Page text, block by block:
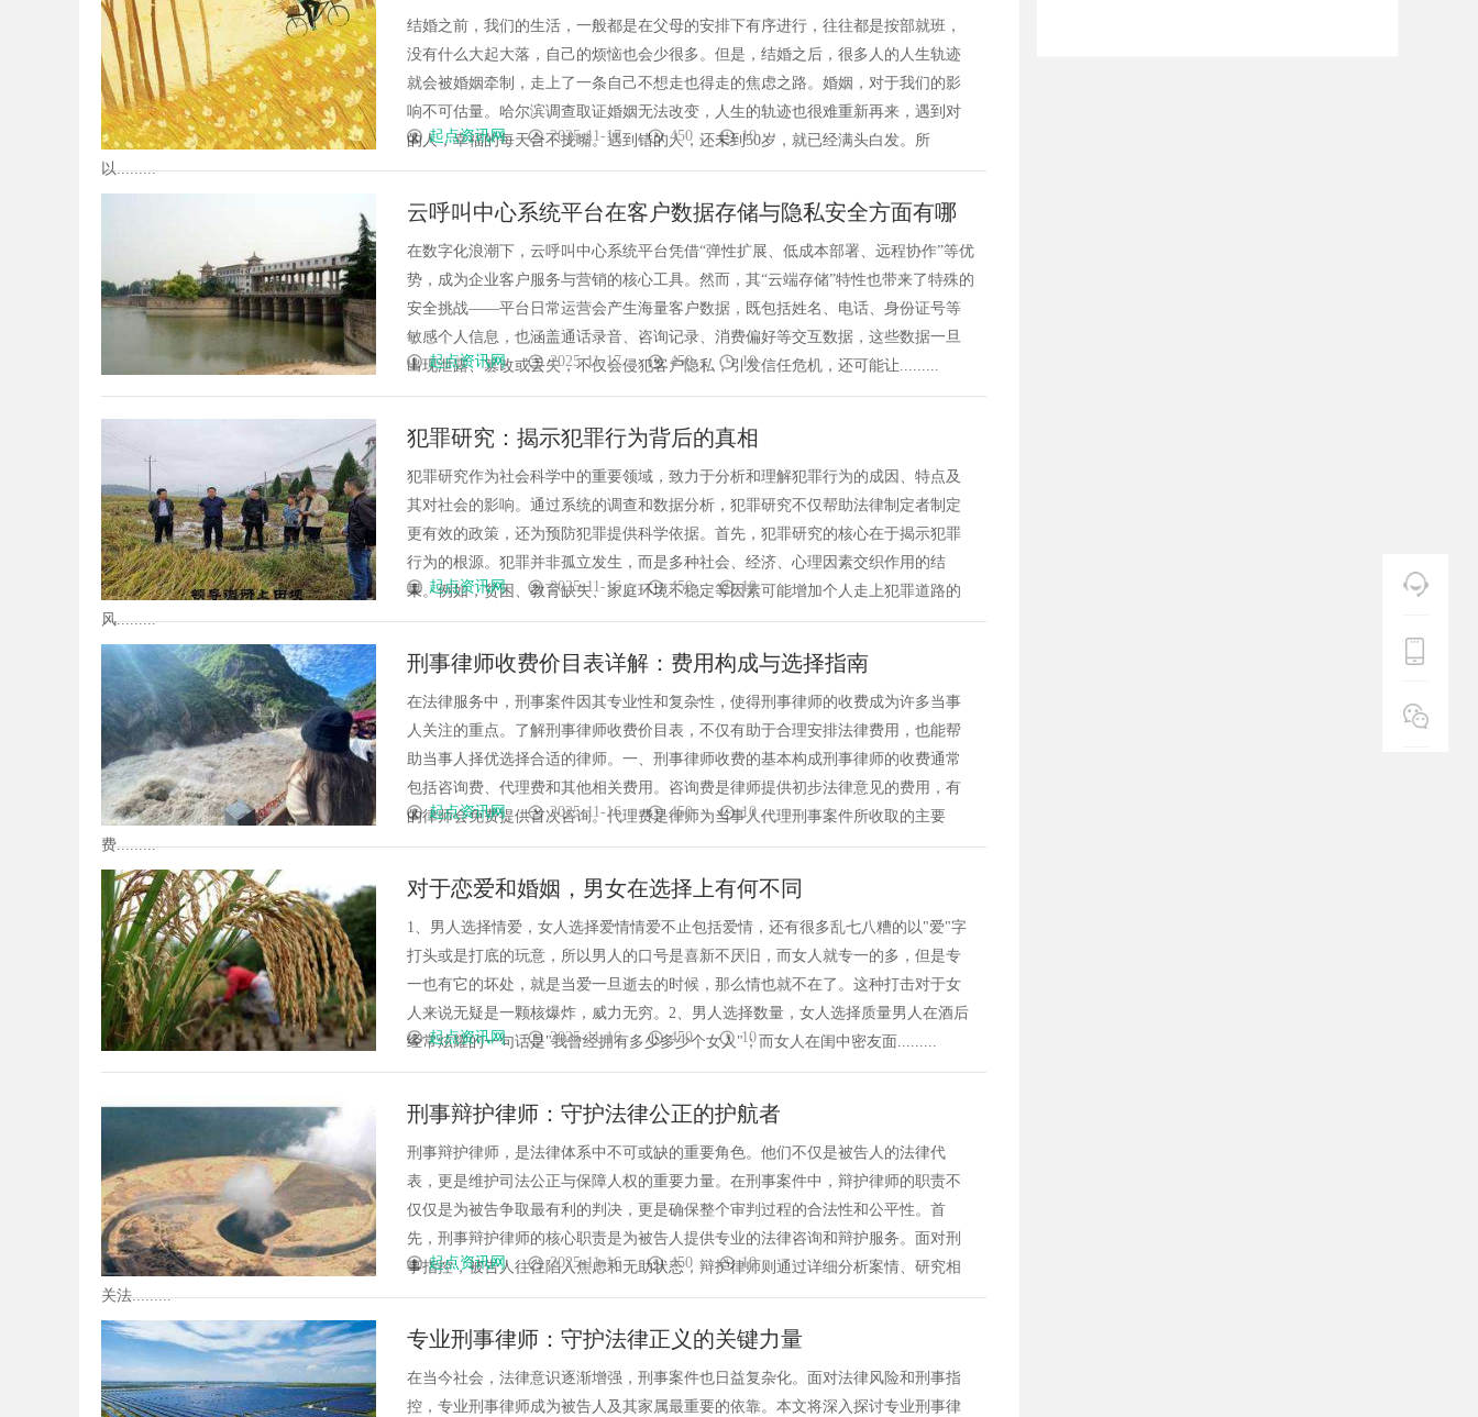
结婚之前，我们的生活，一般都是在父母的安排下有序进行，往往都是按部就班，
没有什么大起大落，自己的烦恼也会少很多。但是，结婚之后，很多人的人生轨迹
就会被婚姻牵制，走上了一条自己不想走也得走的焦虑之路。婚姻，对于我们的影
响不可估量。哈尔滨调查取证婚姻无法改变，人生的轨迹也很难重新再来，遇到对
的人，幸福的每天合不拢嘴。遇到错的人，还未到50岁，就已经满头白发。所
以.........
起点资讯网 2025-11-17 450 10
云呼叫中心系统平台在客户数据存储与隐私安全方面有哪
些措施？
在数字化浪潮下，云呼叫中心系统平台凭借“弹性扩展、低成本部署、远程协作”等优
势，成为企业客户服务与营销的核心工具。然而，其“云端存储”特性也带来了特殊的
安全挑战——平台日常运营会产生海量客户数据，既包括姓名、电话、身份证号等
敏感个人信息，也涵盖通话录音、咨询记录、消费偏好等交互数据，这些数据一旦
出现泄露、篡改或丢失，不仅会侵犯客户隐私，引发信任危机，还可能让.........
起点资讯网 2025-11-17 450 10
犯罪研究：揭示犯罪行为背后的真相
犯罪研究作为社会科学中的重要领域，致力于分析和理解犯罪行为的成因、特点及
其对社会的影响。通过系统的调查和数据分析，犯罪研究不仅帮助法律制定者制定
更有效的政策，还为预防犯罪提供科学依据。首先，犯罪研究的核心在于揭示犯罪
行为的根源。犯罪并非孤立发生，而是多种社会、经济、心理因素交织作用的结
果。例如，贫困、教育缺失、家庭环境不稳定等因素可能增加个人走上犯罪道路的
风.........
起点资讯网 2025-11-16 450 10
刑事律师收费价目表详解：费用构成与选择指南
在法律服务中，刑事案件因其专业性和复杂性，使得刑事律师的收费成为许多当事
人关注的重点。了解刑事律师收费价目表，不仅有助于合理安排法律费用，也能帮
助当事人择优选择合适的律师。一、刑事律师收费的基本构成刑事律师的收费通常
包括咨询费、代理费和其他相关费用。咨询费是律师提供初步法律意见的费用，有
的律师会免费提供首次咨询。代理费是律师为当事人代理刑事案件所收取的主要
费.........
起点资讯网 2025-11-16 450 10
对于恋爱和婚姻，男女在选择上有何不同
1、男人选择情爱，女人选择爱情情爱不止包括爱情，还有很多乱七八糟的以"爱"字
打头或是打底的玩意，所以男人的口号是喜新不厌旧，而女人就专一的多，但是专
一也有它的坏处，就是当爱一旦逝去的时候，那么情也就不在了。这种打击对于女
人来说无疑是一颗核爆炸，威力无穷。2、男人选择数量，女人选择质量男人在酒后
经常炫耀的一句话是"我曾经拥有多少多少个女人"；而女人在闺中密友面.........
起点资讯网 2025-11-16 450 10
刑事辩护律师：守护法律公正的护航者
刑事辩护律师，是法律体系中不可或缺的重要角色。他们不仅是被告人的法律代
表，更是维护司法公正与保障人权的重要力量。在刑事案件中，辩护律师的职责不
仅仅是为被告争取最有利的判决，更是确保整个审判过程的合法性和公平性。首
先，刑事辩护律师的核心职责是为被告人提供专业的法律咨询和辩护服务。面对刑
事指控，被告人往往陷入焦虑和无助状态，辩护律师则通过详细分析案情、研究相
关法.........
起点资讯网 2025-11-16 450 10
专业刑事律师：守护法律正义的关键力量
在当今社会，法律意识逐渐增强，刑事案件也日益复杂化。面对法律风险和刑事指
控，专业刑事律师成为被告人及其家属最重要的依靠。本文将深入探讨专业刑事律